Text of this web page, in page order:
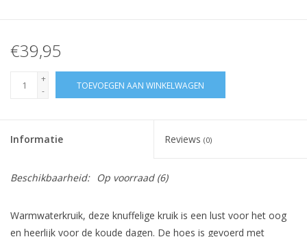
€39,95
+
-
TOEVOEGEN AAN WINKELWAGEN
Informatie Reviews (0)
Beschikbaarheid: Op voorraad(6)
Warmwaterkruik, deze knuffelige kruik is een lust voor het oog
en heerlijk voor de koude dagen. De hoes is gevoerd met